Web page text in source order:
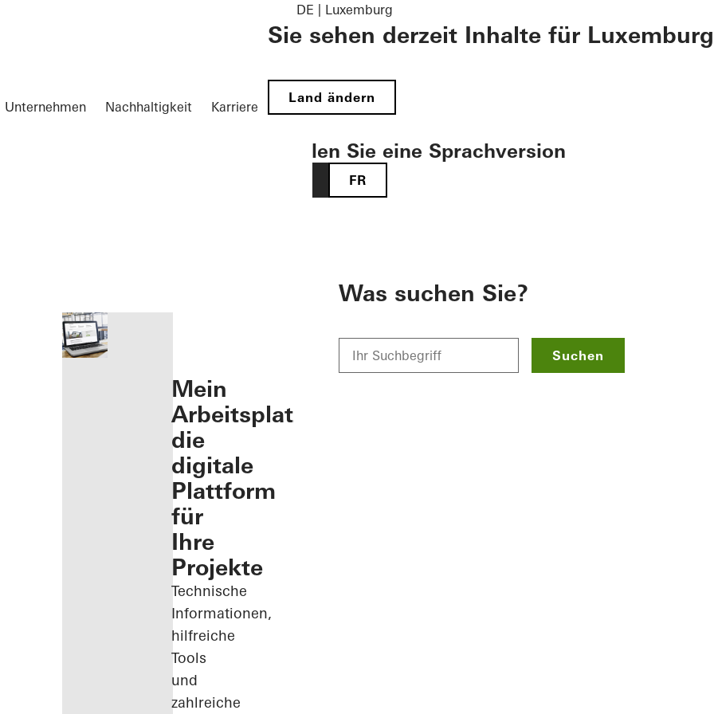
Unternehmen Nachhaltigkeit Karriere
DE | Luxemburg
Sie sehen derzeit Inhalte für Luxemburg
Land ändern
Wählen Sie eine Sprachversion
FR
Mein
Arbeitsplatz:
die
digitale
Plattform
für
Ihre
Projekte
Technische
Informationen,
hilfreiche
Tools
und
zahlreiche
Was suchen Sie?
Suchen